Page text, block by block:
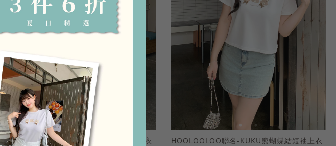
HOOLOOLOO聯名-KUKU熊蝴蝶結短袖上衣 HOOLOOLOO聯名-KUKU熊蝴蝶結短袖上衣